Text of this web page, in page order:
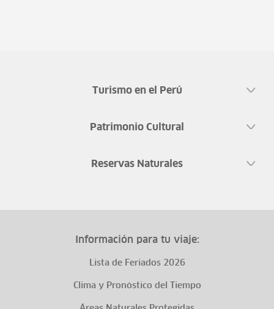
Turismo en el Perú
Patrimonio Cultural
Reservas Naturales
Información para tu viaje:
Lista de Feriados 2026
Clima y Pronóstico del Tiempo